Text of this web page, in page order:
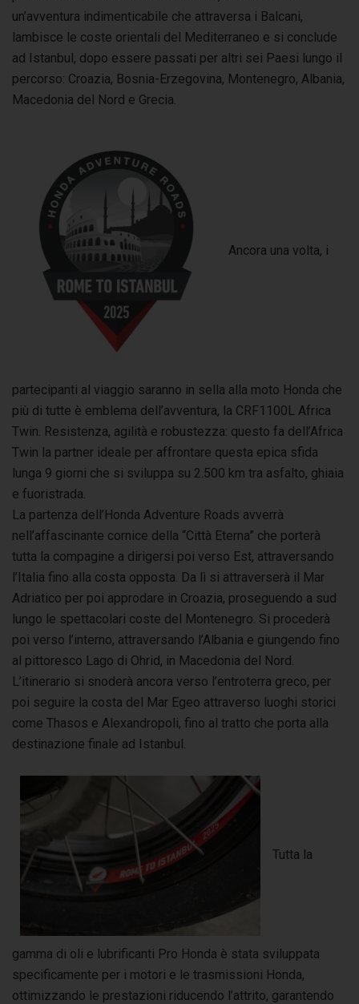
un’avventura indimenticabile che attraversa i Balcani,
lambisce le coste orientali del Mediterraneo e si conclude
ad Istanbul, dopo essere passati per altri sei Paesi lungo il
percorso: Croazia, Bosnia-Erzegovina, Montenegro, Albania,
Macedonia del Nord e Grecia.
Ancora una volta, i
partecipanti al viaggio saranno in sella alla moto Honda che
più di tutte è emblema dell’avventura, la CRF1100L Africa
Twin. Resistenza, agilità e robustezza: questo fa dell’Africa
Twin la partner ideale per affrontare questa epica sfida
lunga 9 giorni che si sviluppa su 2.500 km tra asfalto, ghiaia
e fuoristrada.
La partenza dell’Honda Adventure Roads avverrà
nell’affascinante cornice della “Città Eterna” che porterà
tutta la compagine a dirigersi poi verso Est, attraversando
l’Italia fino alla costa opposta. Da lì si attraverserà il Mar
Adriatico per poi approdare in Croazia, proseguendo a sud
lungo le spettacolari coste del Montenegro. Si procederà
poi verso l’interno, attraversando l’Albania e giungendo fino
al pittoresco Lago di Ohrid, in Macedonia del Nord.
L’itinerario si snoderà ancora verso l’entroterra greco, per
poi seguire la costa del Mar Egeo attraverso luoghi storici
come Thasos e Alexandropoli, fino al tratto che porta alla
destinazione finale ad Istanbul.
Tutta la
gamma di oli e lubrificanti Pro Honda è stata sviluppata
specificamente per i motori e le trasmissioni Honda,
ottimizzando le prestazioni riducendo l’attrito, garantendo